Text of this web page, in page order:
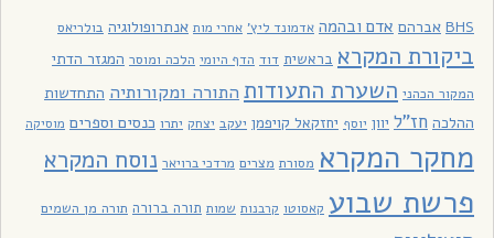
BHS אברהם אדם ובהמה אדמונד ליץ' אחרי מות אנתרופולוגיה בולריאס
ביקורת המקרא בראשית דוד הדף היומי הלכה ומוסר המגזר הדתי
המקור הכהני השערת התעודות התורה ומקורותיה התחדשות
ההלכה חז"ל יוון יוסף יחזקאל קויפמן יעקב יצחק יתרו כנסים וספרים מוסיקה
מחקר המקרא מסורת מצרים מרדכי ברויאר נוסח המקרא
פרשת שבוע קאסוטו קרבנות שמות תורה ברורה תורה מן השמים